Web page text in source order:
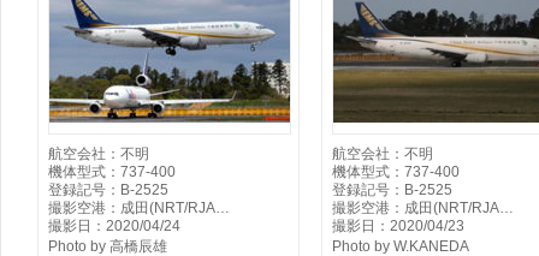
航空会社：不明
機体型式：737-400
登録記号：B-2525
撮影空港：成田(NRT/RJA…
撮影日：2020/04/24
Photo by 高橋辰雄
航空会社：不明
機体型式：737-400
登録記号：B-2525
撮影空港：成田(NRT/RJA…
撮影日：2020/04/23
Photo by W.KANEDA